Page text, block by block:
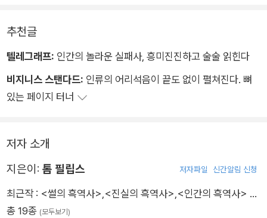
접으로 콜럼버스를 감탄시켰다. 낯선 이들에게서 친절하고 후
한 대접을 받았으니 콜럼버스 역시 인간된 도리에 맞게, 이렇
게 일기에 적었다. ˝종으로 부리기 딱 좋겠다.˝ 그리고 며칠 더 생
각해보고는 이렇게 또 적는다. ˝병력 50명만 있으면 이들을 모
두 복속시켜 필요한일을 시킬 수 있을 것이다.˝ 정말 대단한 양반
추천글
텔레그래프: 인간의 놀라운 실패사, 흥미진진하고 술술 읽힌다
비지니스 스탠다드: 인류의 어리석음이 끝도 없이 펼쳐진다. 뼈
있는 페이지 터너
저자 소개
지은이: 톰 필립스 저자파일 신간알림 신청
최근작 : <썰의 흑역사>,<진실의 흑역사>,<인간의 흑역사> …
총 19종 (모두보기)